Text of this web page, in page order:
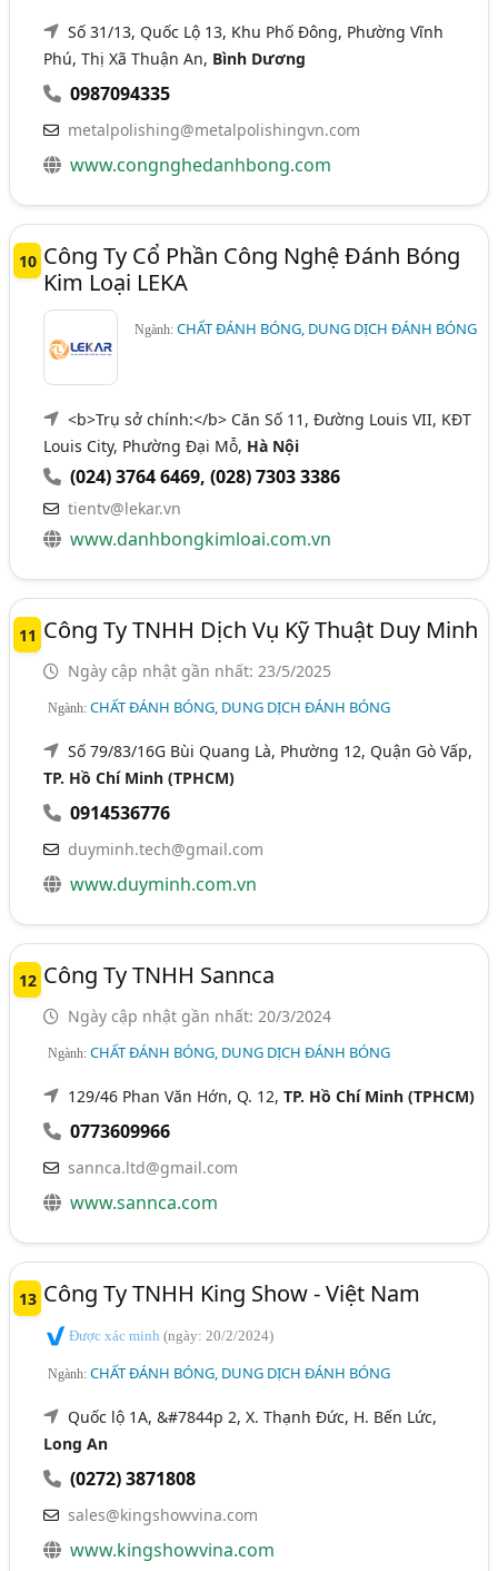
Số 31/13, Quốc Lộ 13, Khu Phố Đông, Phường Vĩnh
Phú, Thị Xã Thuận An, Bình Dương
0987094335
metalpolishing@metalpolishingvn.com
www.congnghedanhbong.com
10 Công Ty Cổ Phần Công Nghệ Đánh Bóng
Kim Loại LEKA
Ngành:CHẤT ĐÁNH BÓNG, DUNG DỊCH ĐÁNH BÓNG
<b>Trụ sở chính:</b> Căn Số 11, Đường Louis VII, KĐT
Louis City, Phường Đại Mỗ, Hà Nội
(024) 3764 6469,(028) 7303 3386
tientv@lekar.vn
www.danhbongkimloai.com.vn
11 Công Ty TNHH Dịch Vụ Kỹ Thuật Duy Minh
Ngày cập nhật gần nhất: 23/5/2025
Ngành:CHẤT ĐÁNH BÓNG, DUNG DỊCH ĐÁNH BÓNG
Số 79/83/16G Bùi Quang Là, Phường 12, Quận Gò Vấp,
TP. Hồ Chí Minh (TPHCM)
0914536776
duyminh.tech@gmail.com
www.duyminh.com.vn
12 Công Ty TNHH Sannca
Ngày cập nhật gần nhất: 20/3/2024
Ngành:CHẤT ĐÁNH BÓNG, DUNG DỊCH ĐÁNH BÓNG
129/46 Phan Văn Hớn, Q. 12,TP. Hồ Chí Minh (TPHCM)
0773609966
sannca.ltd@gmail.com
www.sannca.com
13 Công Ty TNHH King Show - Việt Nam
Được xác minh(ngày: 20/2/2024)
Ngành:CHẤT ĐÁNH BÓNG, DUNG DỊCH ĐÁNH BÓNG
Quốc lộ 1A, &#7844p 2, X. Thạnh Đức, H. Bến Lức,
Long An
(0272) 3871808
sales@kingshowvina.com
www.kingshowvina.com